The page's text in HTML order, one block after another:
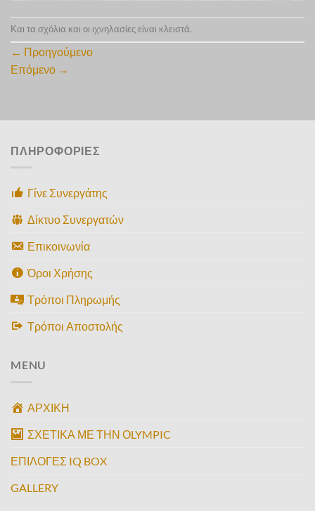
Και τα σχόλια και οι ιχνηλασίες είναι κλειστά.
← Προηγούμενο
Επόμενο →
ΠΛΗΡΟΦΟΡΙΕΣ
Γίνε Συνεργάτης
Δίκτυο Συνεργατών
Επικοινωνία
Όροι Χρήσης
Τρόποι Πληρωμής
Τρόποι Αποστολής
MENU
ΑΡΧΙΚΗ
ΣΧΕΤΙΚΑ ΜΕ ΤΗΝ ΟLYMPIC
ΕΠΙΛΟΓΕΣ IQ BOX
GALLERY